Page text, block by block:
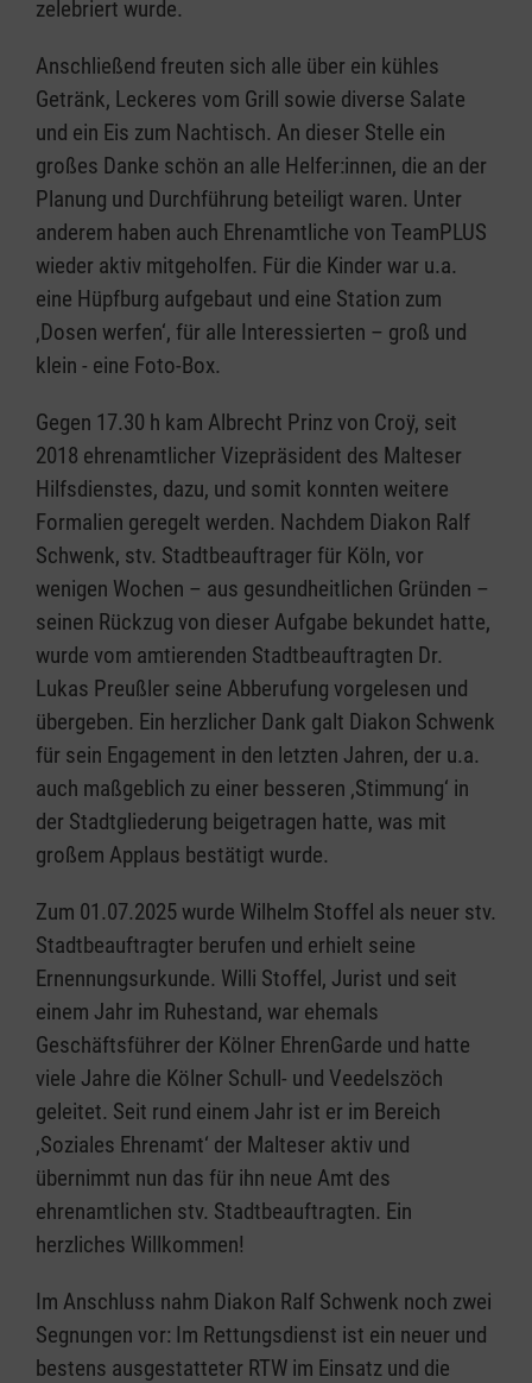
zelebriert wurde.
Anschließend freuten sich alle über ein kühles
Getränk, Leckeres vom Grill sowie diverse Salate
und ein Eis zum Nachtisch. An dieser Stelle ein
großes Danke schön an alle Helfer:innen, die an der
Planung und Durchführung beteiligt waren. Unter
anderem haben auch Ehrenamtliche von TeamPLUS
wieder aktiv mitgeholfen. Für die Kinder war u.a.
eine Hüpfburg aufgebaut und eine Station zum
‚Dosen werfen‘, für alle Interessierten – groß und
klein - eine Foto-Box.
Gegen 17.30 h kam Albrecht Prinz von Croÿ, seit
2018 ehrenamtlicher Vizepräsident des Malteser
Hilfsdienstes, dazu, und somit konnten weitere
Formalien geregelt werden. Nachdem Diakon Ralf
Schwenk, stv. Stadtbeauftrager für Köln, vor
wenigen Wochen – aus gesundheitlichen Gründen –
seinen Rückzug von dieser Aufgabe bekundet hatte,
wurde vom amtierenden Stadtbeauftragten Dr.
Lukas Preußler seine Abberufung vorgelesen und
übergeben. Ein herzlicher Dank galt Diakon Schwenk
für sein Engagement in den letzten Jahren, der u.a.
auch maßgeblich zu einer besseren ‚Stimmung‘ in
der Stadtgliederung beigetragen hatte, was mit
großem Applaus bestätigt wurde.
Zum 01.07.2025 wurde Wilhelm Stoffel als neuer stv.
Stadtbeauftragter berufen und erhielt seine
Ernennungsurkunde. Willi Stoffel, Jurist und seit
einem Jahr im Ruhestand, war ehemals
Geschäftsführer der Kölner EhrenGarde und hatte
viele Jahre die Kölner Schull- und Veedelszöch
geleitet. Seit rund einem Jahr ist er im Bereich
‚Soziales Ehrenamt‘ der Malteser aktiv und
übernimmt nun das für ihn neue Amt des
ehrenamtlichen stv. Stadtbeauftragten. Ein
herzliches Willkommen!
Im Anschluss nahm Diakon Ralf Schwenk noch zwei
Segnungen vor: Im Rettungsdienst ist ein neuer und
bestens ausgestatteter RTW im Einsatz und die